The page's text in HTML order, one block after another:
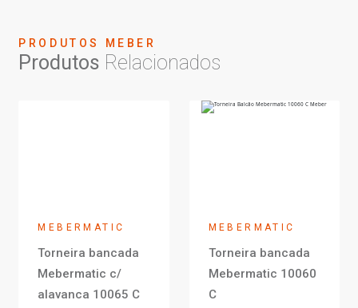
PRODUTOS MEBER
Produtos Relacionados
MEBERMATIC
Torneira bancada
Mebermatic c/
alavanca 10065 C
MEBERMATIC
Torneira bancada
Mebermatic 10060
C